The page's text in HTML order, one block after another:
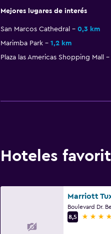
Mejores lugares de interés
San Marcos Cathedral 0,3 km
Marimba Park
1,2 km
Plaza las Americas Shopping Mall
Hoteles
8,5
5